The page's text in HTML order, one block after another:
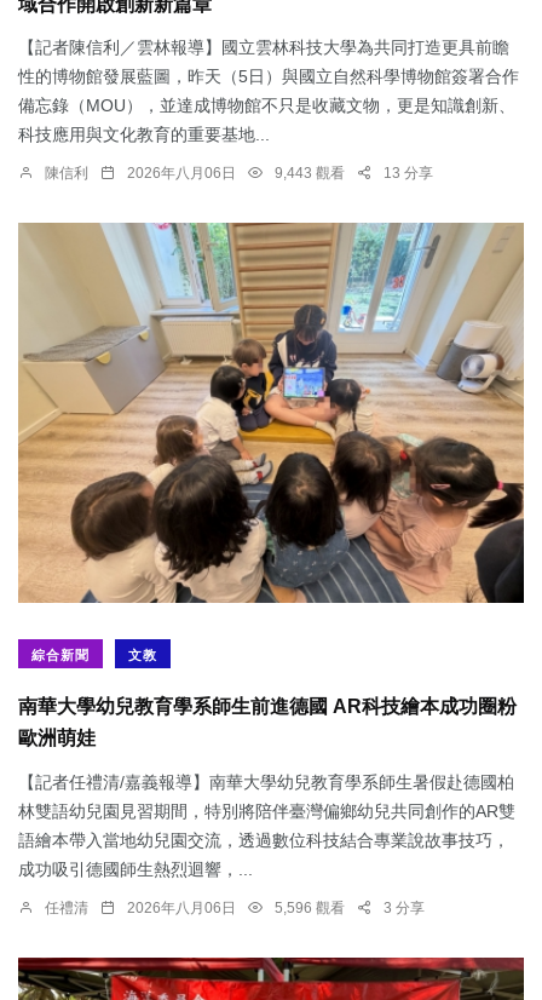
域合作開啟創新新篇章
【記者陳信利／雲林報導】國立雲林科技大學為共同打造更具前瞻
性的博物館發展藍圖，昨天（5日）與國立自然科學博物館簽署合作
備忘錄（MOU），並達成博物館不只是收藏文物，更是知識創新、
科技應用與文化教育的重要基地...
陳信利 2026年八月06日 9,443 觀看 13 分享
綜合新聞 文教
南華大學幼兒教育學系師生前進德國 AR科技繪本成功圈粉
歐洲萌娃
【記者任禮清/嘉義報導】南華大學幼兒教育學系師生暑假赴德國柏
林雙語幼兒園見習期間，特別將陪伴臺灣偏鄉幼兒共同創作的AR雙
語繪本帶入當地幼兒園交流，透過數位科技結合專業說故事技巧，
成功吸引德國師生熱烈迴響，...
任禮清 2026年八月06日 5,596 觀看 3 分享